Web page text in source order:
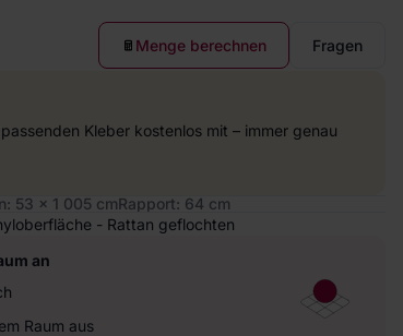
Menge berechnen Fragen
Kleber kostenlos mit – immer genau
53 x 1 005 cmRapport: 64 cm
- Rattan geflochten
an
Raum aus